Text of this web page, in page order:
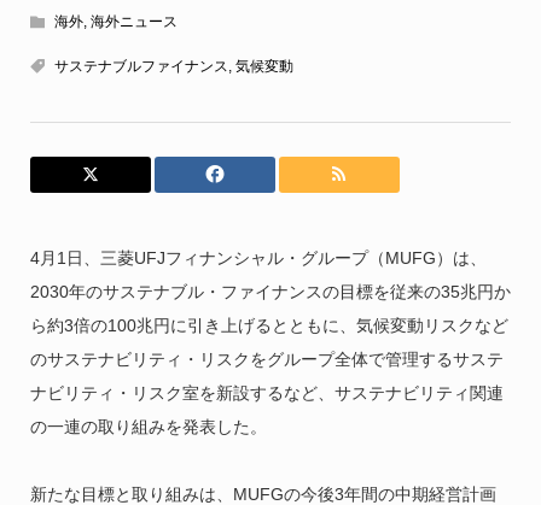
海外, 海外ニュース
サステナブルファイナンス, 気候変動
4月1日、三菱UFJフィナンシャル・グループ（MUFG）は、
2030年のサステナブル・ファイナンスの目標を従来の35兆円か
ら約3倍の100兆円に引き上げるとともに、気候変動リスクなど
のサステナビリティ・リスクをグループ全体で管理するサステ
ナビリティ・リスク室を新設するなど、サステナビリティ関連
の一連の取り組みを発表した。
新たな目標と取り組みは、MUFGの今後3年間の中期経営計画